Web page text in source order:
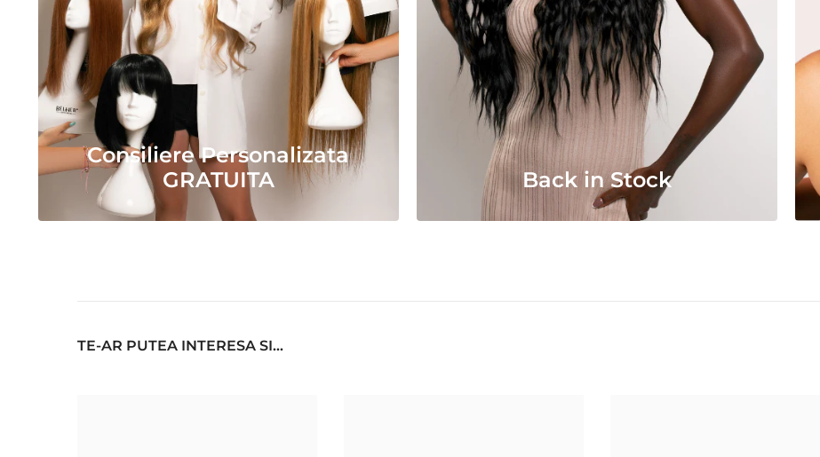
Consiliere Personalizata
GRATUITA
Back in Stock
TE-AR PUTEA INTERESA SI...